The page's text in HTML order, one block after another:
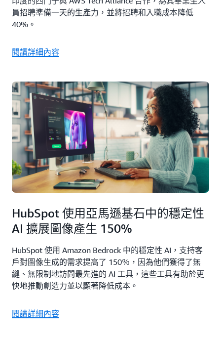
員招聘準備一天的生產力，並將招聘和入職成本降低
40%。
閱讀詳細內容
HubSpot 使用亞馬遜基石中的穩定性
AI 擴展圖像產生 150%
HubSpot 使用 Amazon Bedrock 中的穩定性 AI，支持客
戶對圖像生成的需求提高了 150％，因為他們獲得了無
縫、無限制地訪問最先進的 AI 工具，這些工具有助於更
快地推動創造力並以顯著降低成本。
閱讀詳細內容